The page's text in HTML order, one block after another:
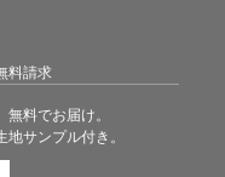
料請求
無料でお届け。
地サンプル付き。